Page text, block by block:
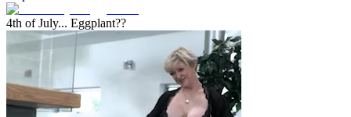
4th of July... Eggplant??